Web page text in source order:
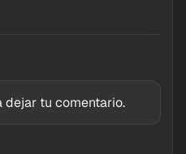
dejar tu comentario.